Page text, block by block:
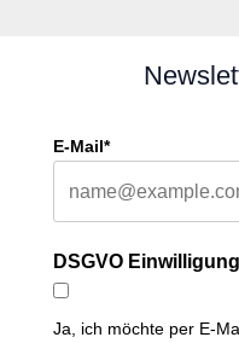
E-Mail*
DSGVO
Ja, ich möchte per E-